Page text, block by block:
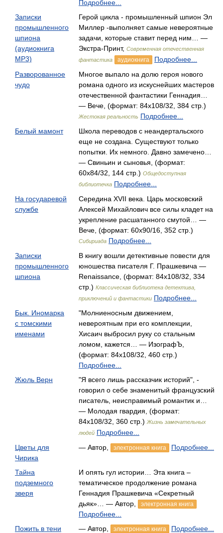
Подробнее...
Записки
промышленного
шпиона
(аудиокнига
MP3)
Герой цикла - промышленный шпион Эл
Миллер -выполняет самые невероятные
задачи, которые ставит перед ним… —
Экстра-Принт, Современная отечественная
фантастика
аудиокнига
Подробнее...
Разворованное
чудо
Многое выпало на долю героя нового
романа одного из искуснейших мастеров
отечественной фантастики Геннадия…
— Вече, (формат: 84x108/32, 384 стр.)
Жестокая реальность Подробнее...
Белый мамонт
Школа переводов с неандертальского
еще не создана. Существуют только
попытки. Их немного. Давно замечено…
— Свиньин и сыновья, (формат:
60x84/32, 144 стр.) Общедоступная
библиотечка Подробнее...
На государевой
службе
Середина XVII века. Царь московский
Алексей Михайлович все силы кладет на
укрепление расшатанного смутой… —
Вече, (формат: 60x90/16, 352 стр.)
Сибириада Подробнее...
Записки
промышленного
шпиона
В книгу вошли детективные повести для
юношества писателя Г. Прашкевича —
Renaissance, (формат: 84x108/32, 334
стр.) Классическая библиотека детектива,
приключений и фантастики Подробнее...
Бык. Иномарка
с томскими
именами
"Молниеносным движением,
невероятным при его комплекции,
Хисаич выбросил руку со стальным
ломом, кажется… — ИзографЪ,
(формат: 84x108/32, 460 стр.)
Подробнее...
Жюль Верн
"Я всего лишь рассказчик историй", -
говорил о себе знаменитый французский
писатель, неисправимый романтик и…
— Молодая гвардия, (формат:
84x108/32, 360 стр.) Жизнь замечательных
людей Подробнее...
Цветы для
Чирика
— Автор, электронная книга Подробнее...
Тайна
подземного
зверя
И опять гул истории… Эта книга –
тематическое продолжение романа
Геннадия Прашкевича «Секретный
дьяк»… — Автор,
электронная книга
Подробнее...
Пожить в тени
— Автор, электронная книга Подробнее...